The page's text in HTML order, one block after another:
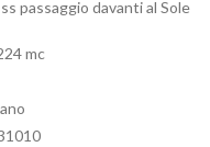
passaggio davanti al Sole
mc